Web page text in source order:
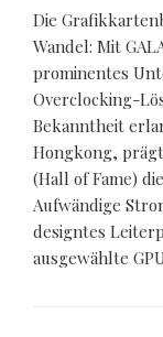
Die
Wandel: Mit
prominentes
Overclocking-
Bekanntheit
Hongkong,
(Hall of Fame)
Aufwändige
designtes
ausgewählte